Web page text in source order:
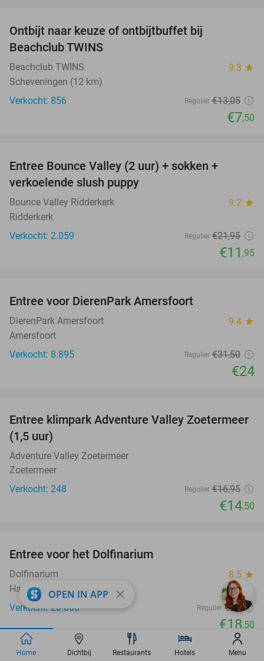
Ontbijt naar keuze of ontbijtbuffet bij
Beachclub TWINS
Beachclub TWINS 9.3 star
Scheveningen (12 km)
Verkocht: 856
Regulier €13,05
€7,50
Entree Bounce Valley (2 uur) + sokken +
verkoelende slush puppy
Bounce Valley Ridderkerk 9.2 star
Ridderkerk
Verkocht: 2.059
Regulier €21,95
€11 ,95
Entree voor DierenPark Amersfoort
DierenPark Amersfoort 9.4 star
Amersfoort
Verkocht: 8.895
Regulier €31,50
€24
14%
Entree klimpark Adventure Valley Zoetermeer
(1,5 uur)
Adventure Valley Zoetermeer
Zoetermeer
Verkocht: 248
Regulier €16,95
€14,50
Entree voor het Dolfinarium
Dolfinarium 8.5 star
Harderwijk
Verkocht: 20.808
Regulier €29
€18,50
favorite_border
OPEN IN APP close
Home Dichtbij Restaurants Hotels Menu